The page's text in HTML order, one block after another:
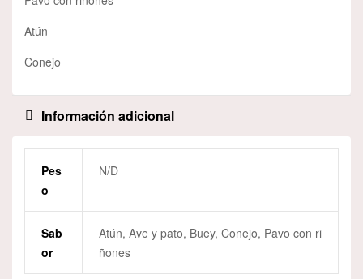
Atún
Conejo
Información adicional
Pes
O
N/D
Sab
Or
Atún, Ave y pato, Buey, Conejo, Pavo con ri
ñones